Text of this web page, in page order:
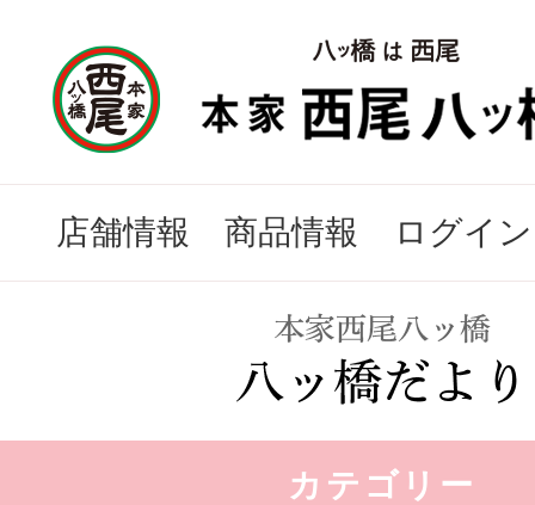
店舗情報 商品情報 ログイン
カテゴリー